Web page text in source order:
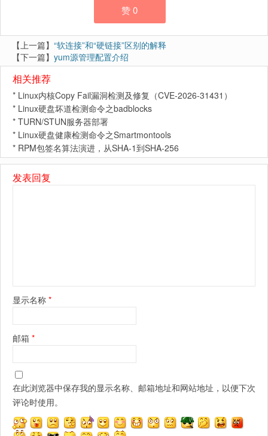
赞0
【上一篇】 “软连接”和“硬链接”区别的解释
【下一篇】 yum源管理配置介绍
相关推荐
* Linux内核Copy Fail漏洞检测及修复（CVE-2026-31431）
* Linux硬盘坏道检测命令之badblocks
* TURN/STUN服务器部署
* Linux硬盘健康检测命令之Smartmontools
* RPM包签名算法演进，从SHA-1到SHA-256
发表回复
显示名称 *
邮箱 *
在此浏览器中保存我的显示名称、邮箱地址和网站地址，以便下次
评论时使用。